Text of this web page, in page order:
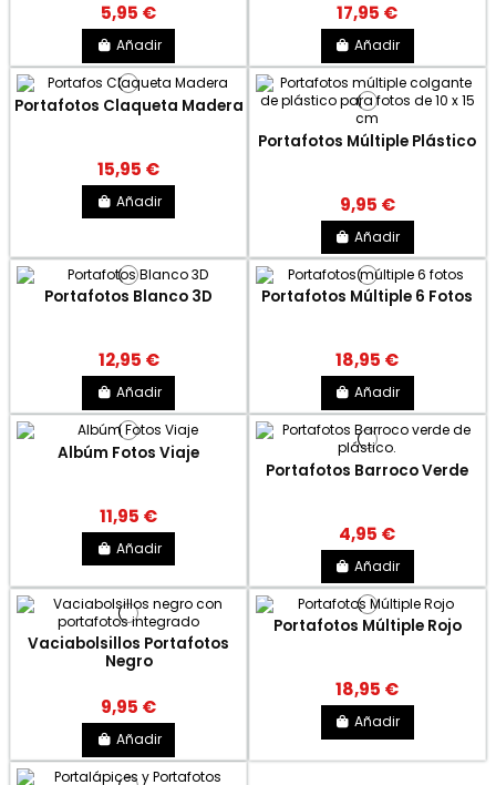
5,95 €
Añadir
17,95 €
Añadir
Portafotos Claqueta Madera
15,95 €
Añadir
Portafotos Múltiple Plástico
9,95 €
Añadir
Portafotos Blanco 3D
12,95 €
Añadir
Portafotos Múltiple 6 Fotos
18,95 €
Añadir
Albúm Fotos Viaje
11,95 €
Añadir
Portafotos Barroco Verde
4,95 €
Añadir
Vaciabolsillos Portafotos
Negro
9,95 €
Añadir
Portafotos Múltiple Rojo
18,95 €
Añadir